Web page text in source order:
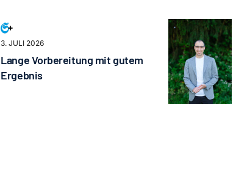
3. JULI 2026
Lange Vorbereitung mit gutem
Ergebnis